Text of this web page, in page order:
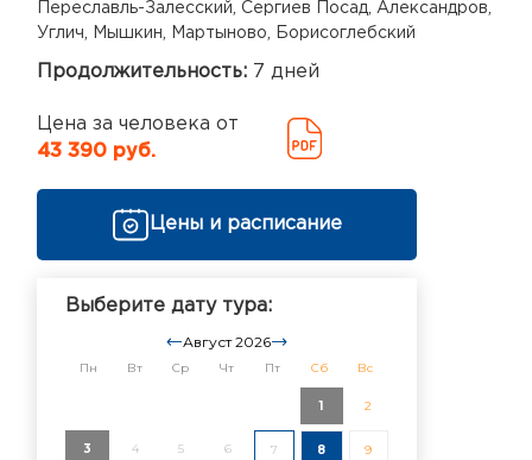
Переславль-Залесский, Сергиев Посад, Александров,
Углич, Мышкин, Мартыново, Борисоглебский
Продолжительность: 7 дней
Цена за человека от
43 390 руб.
Цены и расписание
Выберите дату тура:
Август 2026
Пн Вт Ср Чт Пт Сб Вс
1 2
3 4 5 6 7 8 9